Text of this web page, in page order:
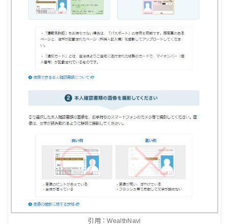
引用：WealthNavi